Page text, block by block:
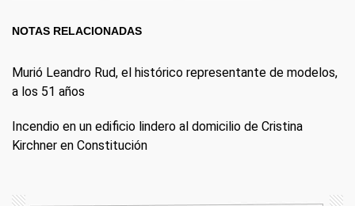
NOTAS RELACIONADAS
Murió Leandro Rud, el histórico representante de modelos,
a los 51 años
Incendio en un edificio lindero al domicilio de Cristina
Kirchner en Constitución